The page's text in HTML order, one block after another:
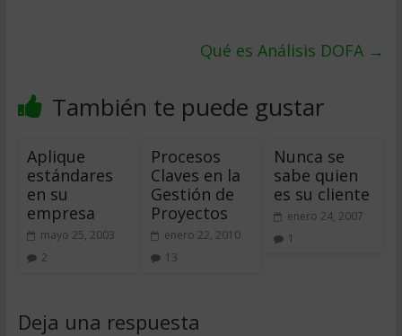
Qué es Análisis DOFA →
También te puede gustar
Aplique
estándares
en su
empresa
mayo 25, 2003
2
Procesos
Claves en la
Gestión de
Proyectos
enero 22, 2010
13
Nunca se
sabe quien
es su cliente
enero 24, 2007
1
Deja una respuesta